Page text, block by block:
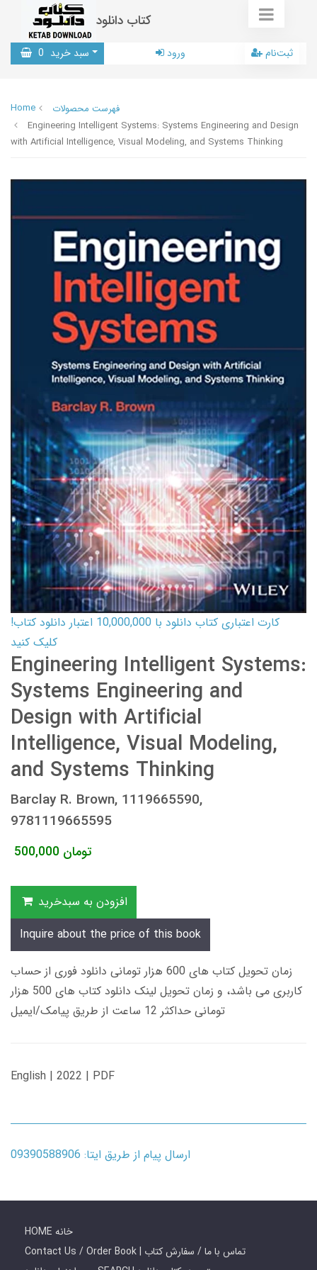
کتاب دانلود
سبد خرید 0 ورود ثبت‌نام
Home
فهرست محصولات
Engineering Intelligent Systems: Systems Engineering and Design
with Artificial Intelligence, Visual Modeling, and Systems Thinking
کارت اعتباری کتاب دانلود با 10,000,000 اعتبار دانلود کتاب!
کلیک کنید
Engineering Intelligent Systems:
Systems Engineering and
Design with Artificial
Intelligence, Visual Modeling,
and Systems Thinking
Barclay R. Brown, 1119665590,
9781119665595
500,000 تومان
افزودن به سبدخرید
Inquire about the price of this book
زمان تحویل کتاب های 600 هزار تومانی دانلود فوری از حساب
کاربری می باشد، و زمان تحویل لینک دانلود کتاب های 500 هزار
تومانی حداکثر 12 ساعت از طریق پیامک/ایمیل
English | 2022 | PDF
ارسال پیام از طریق ایتا: 09390588906
HOME خانه
Contact Us / Order Book | تماس با ما / سفارش کتاب